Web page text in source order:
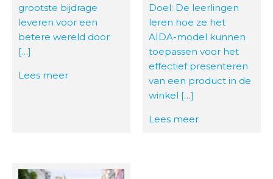
grootste bijdrage
leveren voor een
betere wereld door
[…]
Lees meer
Doel: De leerlingen
leren hoe ze het
AIDA-model kunnen
toepassen voor het
effectief presenteren
van een product in de
winkel […]
Lees meer